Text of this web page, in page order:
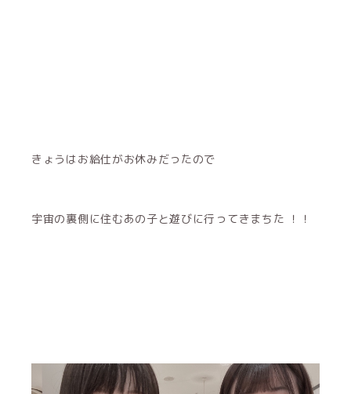
きょうはお給仕がお休みだったので
宇宙の裏側に住むあの子と遊びに行ってきまちた ！！